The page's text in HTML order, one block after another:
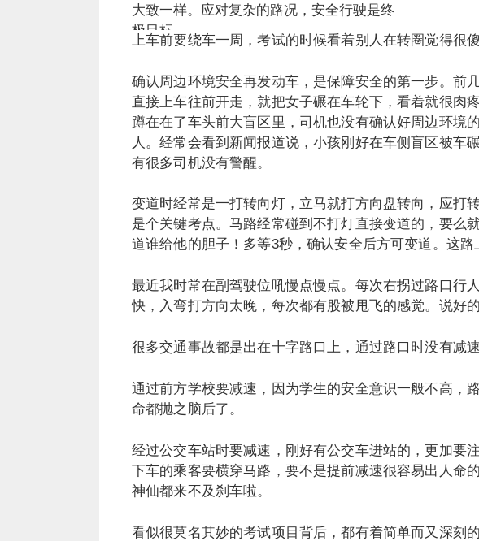
大致一样。应对复杂的路况，安全行驶是终
极目标。
上车前要绕车一周，考试的时候看着别人在转圈觉得很
确认周边环境安全再发动车，是保障安全的第一步。前
直接上车往前开走，就把女子碾在车轮下，看着就很肉
蹲在在了车头前大盲区里，司机也没有确认好周边环境
人。经常会看到新闻报道说，小孩刚好在车侧盲区被车
有很多司机没有警醒。
变道时经常是一打转向灯，立马就打方向盘转向，应打
是个关键考点。马路经常碰到不打灯直接变道的，要么
道谁给他的胆子！多等3秒，确认安全后方可变道。这路
最近我时常在副驾驶位吼慢点慢点。每次右拐过路口行
快，入弯打方向太晚，每次都有股被甩飞的感觉。说好
很多交通事故都是出在十字路口上，通过路口时没有减
通过前方学校要减速，因为学生的安全意识一般不高，
命都抛之脑后了。
经过公交车站时要减速，刚好有公交车进站的，更加要
下车的乘客要横穿马路，要不是提前减速很容易出人命
神仙都来不及刹车啦。
看似很莫名其妙的考试项目背后，都有着简单而又深刻的